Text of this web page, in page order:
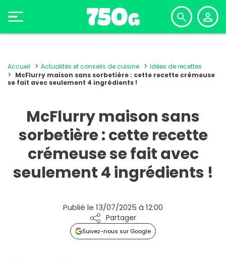
Accueil Actualités et conseils de cuisine
Idées de recettes
McFlurry maison sans sorbetière : cette recette crémeuse
se fait avec seulement 4 ingrédients !
McFlurry maison sans
sorbetière : cette recette
crémeuse se fait avec
seulement 4 ingrédients !
Publié le 13/07/2025 à 12:00
Partager
Suivez-nous sur Google